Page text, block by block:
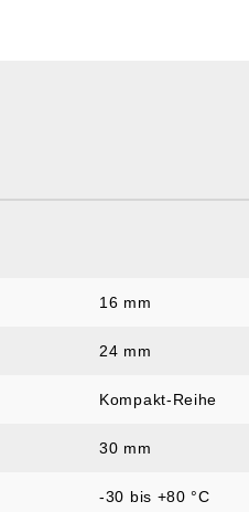
16 mm
24 mm
Kompakt-Reihe
30 mm
-30 bis +80 °C